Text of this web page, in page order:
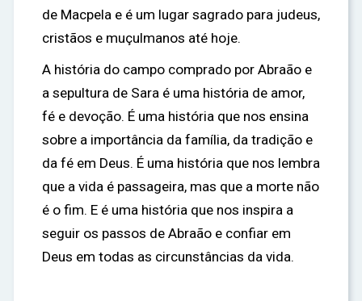
de Macpela e é um lugar sagrado para judeus,
cristãos e muçulmanos até hoje.
A história do campo comprado por Abraão e
a sepultura de Sara é uma história de amor,
fé e devoção. É uma história que nos ensina
sobre a importância da família, da tradição e
da fé em Deus. É uma história que nos lembra
que a vida é passageira, mas que a morte não
é o fim. E é uma história que nos inspira a
seguir os passos de Abraão e confiar em
Deus em todas as circunstâncias da vida.